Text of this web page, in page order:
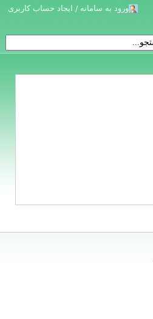
ورود به سامانه / ایجاد حساب کاربری